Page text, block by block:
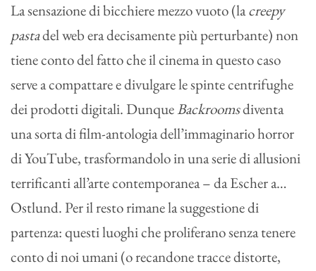
La sensazione di bicchiere mezzo vuoto (lacreepy
pastadel web era decisamente più perturbante) non
tiene conto del fatto che il cinema in questo caso
serve a compattare e divulgare le spinte centrifughe
dei prodotti digitali. DunqueBackroomsdiventa
una sorta di film-antologia dell’immaginario horror
di YouTube, trasformandolo in una serie di allusioni
terrificanti all’arte contemporanea – da Escher a…
Ostlund. Per il resto rimane la suggestione di
partenza: questi luoghi che proliferano senza tenere
conto di noi umani (o recandone tracce distorte,